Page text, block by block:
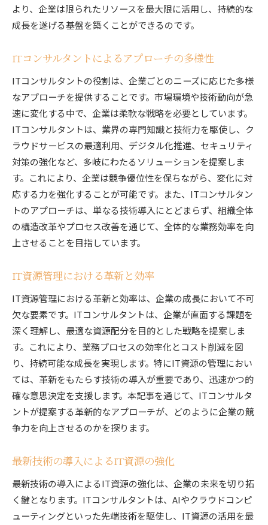
より、企業は限られたリソースを最大限に活用し、持続的な
成長を遂げる基盤を築くことができるのです。
ITコンサルタントによるアプローチの多様性
ITコンサルタントの役割は、企業ごとのニーズに応じた多様
なアプローチを提供することです。市場環境や技術動向が急
速に変化する中で、企業は柔軟な戦略を必要としています。
ITコンサルタントは、業界の専門知識と技術力を駆使し、ク
ラウドサービスの最適利用、デジタル化推進、セキュリティ
対策の強化など、多岐にわたるソリューションを提案しま
す。これにより、企業は競争優位性を保ちながら、変化に対
応する力を強化することが可能です。また、ITコンサルタン
トのアプローチは、単なる技術導入にとどまらず、組織全体
の構造改革やプロセス改善を通じて、全体的な業務効率を向
上させることを目指しています。
IT資源管理における革新と効率
IT資源管理における革新と効率は、企業の成長において不可
欠な要素です。ITコンサルタントは、企業が直面する課題を
深く理解し、最適な資源配分を目的とした戦略を提案しま
す。これにより、業務プロセスの効率化とコスト削減を図
り、持続可能な成長を実現します。特にIT資源の管理におい
ては、革新をもたらす技術の導入が重要であり、迅速かつ的
確な意思決定を支援します。本記事を通じて、ITコンサルタ
ントが提案する革新的なアプローチが、どのように企業の競
争力を向上させるのかを探ります。
最新技術の導入によるIT資源の強化
最新技術の導入によるIT資源の強化は、企業の未来を切り拓
く鍵となります。ITコンサルタントは、AIやクラウドコンピ
ューティングといった先端技術を駆使し、IT資源の活用を最